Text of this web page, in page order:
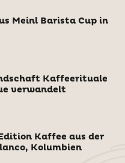
Meinl Barista Cup in
Kaffeerituale
verwandelt
Kaffee aus der
Kolumbien